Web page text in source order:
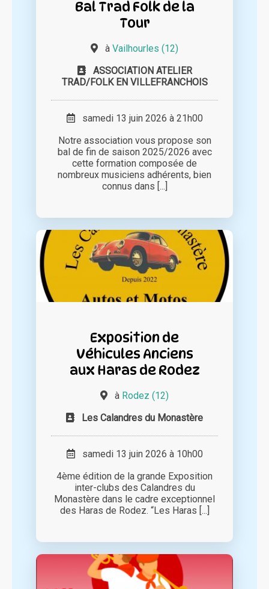
Bal Trad Folk de la
Tour
à Vailhourles (12)
ASSOCIATION ATELIER
TRAD/FOLK EN VILLEFRANCHOIS
samedi 13 juin 2026 à 21h00
Notre association vous propose son
bal de fin de saison 2025/2026 avec
cette formation composée de
nombreux musiciens adhérents, bien
connus dans [...]
Exposition de
Véhicules Anciens
aux Haras de Rodez
à Rodez (12)
Les Calandres du Monastère
samedi 13 juin 2026 à 10h00
4ème édition de la grande Exposition
inter-clubs des Calandres du
Monastère dans le cadre exceptionnel
des Haras de Rodez. “Les Haras [...]